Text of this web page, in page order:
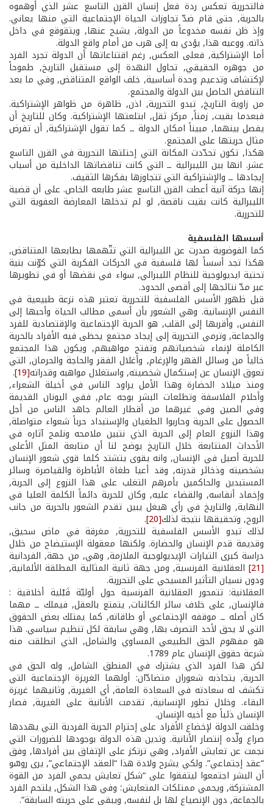
فالتحررية تعكس ردة فعل إنسان القرن التاسع عشر الذي أوهموه
بالحرية, حتى قام ضدّ تجاوزات الحياة الإجتماعية التي منها يعاني.
وإذ ظن نفسه مخدوعاً من الدولة, يشيح عنها, ويتقوقع في داخل
ذاته. ووعيه هذا, يؤدي به إلى هرب من أمام واقع الدولة.
أما الإشتراكية, فعلى العكس, رغم اقتناعاتها أن الدولة تجرد الفرد
من جوهره الحقيقي, تحاول النهدة إلى مستقبل التاريخ, طموحاً
لإكتشاف وتدعيم وحدة أساسية, خلف الواقع المتناقض, وفي ما بعد
التناقض الحاصل بين الدولة والمجتمع.
من زاوية التاريخ, تبدو التحررية, اذن, ظاهرة من ظواهر الإشتراكية.
فبعدما بقيت, زمناً, مركز ثقل, ابتلعتها الإشتراكية. وكان للتاريخ أن
يفصل بينهما, مبيناً امكان الدولة ــ كما تقول الإشتراكية, أن تفرض
مثال حريتها على المجتمع.
هكذا, تكون تحدّدت المكانة التي إحتلتها التحررية في القرن التاسع
عشر. انها بين الليبرالية ــ التي كانت تناقضاتها الداخلية من أسباب
إيجادها ــ والإشتراكية التي تتجاوزها بفكرها الثقيف.
إنها حركة آنية أعطت القرن التاسع عشر طابعه الخاص. على أن قضية
الليبرالية كانت بقيت ناقصة, لو لم تدخلها المعارضة العفوية التي
للتحررية.
أسسها الفلسفية
كما الفوضوية صدرت عن الليبرالية التي تتّهمها بطابعها المتناقض,
هكذا تجد أسساً لها فلسفية في الحركات الفكرية التي كوّنت بنية
تحتية ايديولوجية للنظام الليبرالي, سواء في نقضها أو في تطويرها
عبر مدّ نتائجها إلى أقصى الحدود.
قبل ظهور الأسس الفلسفية للتحررية تعتبر هذه نزعة طبيعية في
النفس الإنسانية. وهي الشعور بأن أسمى مطالب الحياة وأحبها إلى
النفس, وأقربها إلى القلب, هو الحرية الإجتماعية والإقتصادية للفرد
والجماعة, وترمي التحررية إلى إيجاد مجتمع يحظى فيه الأفراد بالحرية
الكاملة لإنماء شخصياتهم وتفتح مواهبهم, ويكون هذا المجتمع
خالياً من وسائل القهر والإرغام, وأغلال الفقر والحاجة والحرمان, التي
تعوق الإنسان عن إستكمال شخصيته, واستغلال مواهبه وقدراته[19]
.
ومنذ ميلاد الحضارة وهذا الأمل يراود الناس في أخيلة الشعراء,
وأحلام الفلاسفة وتطلعات البشر بوجه عام, ففي اليونان القديمة
وفي الصين وفي غيرهما من أقطار العالم جاهد الناس من أجل
الحصول على الحرية وحاربوا الطغيان والإستبداد حرباً شعواء متواصلة,
وهذا النزوع العام إلى الحرية الذي نتبين ملامحه ونلمح آثاره في
الأحداث المتتابعة خلال التاريخ يوضح لنا أن متابعة المثل الأعلى
للحرية أصيل في الإنسان, وانه يقوى يتشتد كلما قوي شعور الإنسان
بشخصيته وذخائر قدرته, وقد أعيا طغاة الأباطرة والقياصرة وسائر
المستبدين والحاكمين بأمرهم التغلب على هذا النزوع إلى الحرية,
وإخماد أنفاسه, والقضاء عليه, وكان للحرية دائماً الكلمة العليا في
النهاية, والتاريخ في رأي هيغل يبين تقدم الشعور بالحرية من جانب
الروح, وتحقيقها نتيجة لذلك[20]
.
لذلك تبدو الأسس الفلسفية للتحررية, مغرقة في ماض سحيق,
وقديمة قدم الإنسان والحضارة. ولكنها معقولة الإستيضاح من خلال
دراسة كبرى التيارات الإيديولوجية الملازمة, وهي, من جهة, الفردانية
[21] العقلانية الفرنسية, ومن جهة ثانية المثالية المطلقة الألمانية,
ودون نسيان التأثير المسيحي على التحررية.
العقلانية: تتمحور العقلانية الفرنسية حول أوليّة قَبْلية أخلاقية :
فالإنسان, على خلاف سائر الكائنات, يتمتع بالعقل, فيملك ــ مهما
كان أصله ــ موقفه الإجتماعي أو طاقاته, كما يمتلك بعض الحقوق
التي لا يحق لأحد التصرف بها, وهي سابقة لكل تنظيم سياسي. هذا
هو مفهوم الحق الطبيعي المساوي والشامل, الذي انطلقت منه
شرعة حقوق الإنسان عام 1789.
لكن هذا الفرد الذي يشترك في المنطق الشامل, وله الحق في
الحرية, يتجاذبه شعوران متضادّان: أولهما الغريزة الإجتماعية التي
تكشف له سعادته في السعادة العامة, أي الغيرية, وثانيهما غريزة
البقاء. وخلال تطور الإنسانية, تقدمت الأنانية على الغيرية, فصار
الإنسان ذئباً مع أخيه الإنسان.
وخلقت الدولة لإخضاع الأفراد على إحترام الحرية الفردية التي يهددها
صراع ولّده إنتصار الأنانية. وتدين هذه الدولة بوجودها للضرورات التي
نجمت عن تعايش الأفراد, وهي ترتكز على الإتفاق بين أفرادها, وفق
“عقد إجتماعي”. ولكي يشرح ولادة هذا “العقد الإجتماعي”, يرى روسّو
أن البشر اجتمعوا ليتفقوا على “شكل تعايش يحمي الفرد من القوة
المشتركة, ويحمي ممتلكات المتعايش؛ وفي هذا الشكل, يلتحم الفرد
بالجماعة, دون الإنصياع لها بل لنفسه, ويبقى على حريته السابقة”.